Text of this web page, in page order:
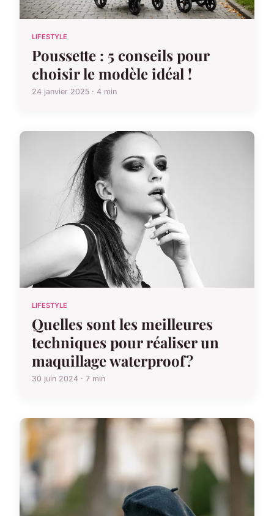
LIFESTYLE
Poussette : 5 conseils pour
choisir le modèle idéal !
24 janvier 2025 · 4 min
LIFESTYLE
Quelles sont les meilleures
techniques pour réaliser un
maquillage waterproof?
30 juin 2024 · 7 min